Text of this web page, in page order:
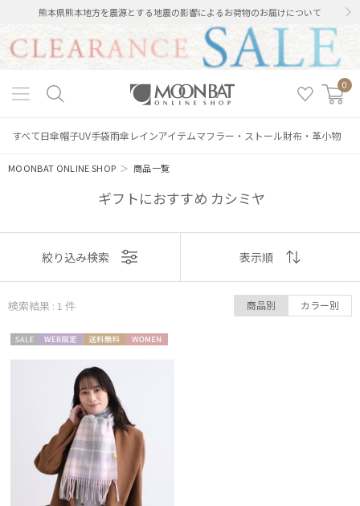
熊本県熊本地方を震源とする地震の影響によるお荷物のお届けについて
0
すべて日傘帽子UV手袋雨傘 レインアイテムマフラー・ストール財布・革小物
MOONBAT ONLINE SHOP ＞商品一覧
ギフトにおすすめ カシミヤ
絞り込み
レディース メンズ
カテゴリー
ブランド
傘機能
表示
おすすめ
価格の高い
価格の低い
人気順
絞り込み検索 表示順
検索結果 : 1 件 商品別 カラー別
料